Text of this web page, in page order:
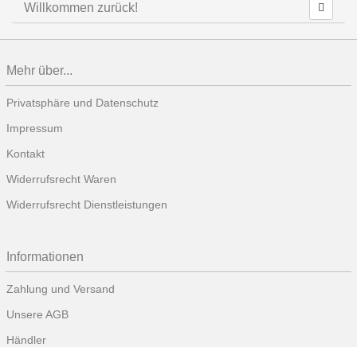
Willkommen zurück!
Mehr über...
Privatsphäre und Datenschutz
Impressum
Kontakt
Widerrufsrecht Waren
Widerrufsrecht Dienstleistungen
Informationen
Zahlung und Versand
Unsere AGB
Händler